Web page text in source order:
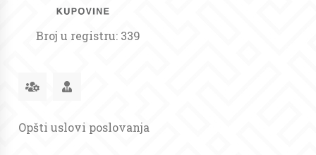
Broj u registru: 339
Opšti uslovi poslovanja